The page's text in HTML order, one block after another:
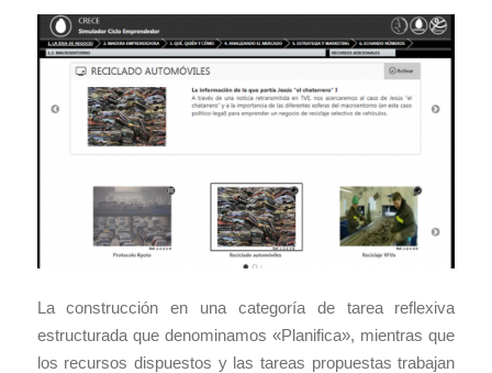
La construcción en una categoría de tarea reflexiva
estructurada que denominamos «Planifica», mientras que
los recursos dispuestos y las tareas propuestas trabajan